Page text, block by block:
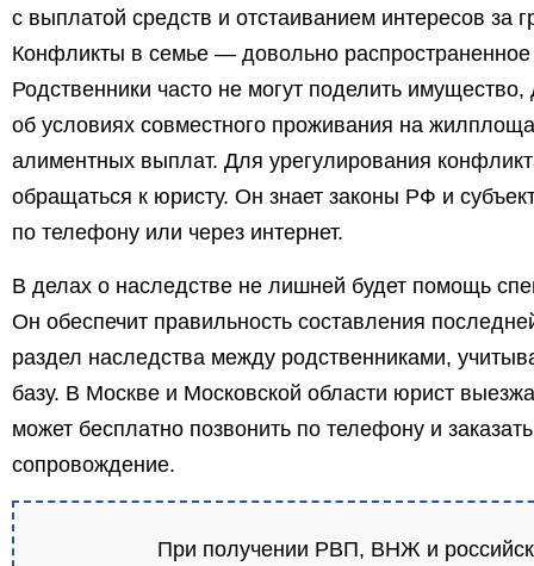
с выплатой средств и отстаиванием интересов за
Конфликты в семье — довольно
Родственники часто не могут поделить имущество,
об условиях совместного проживания на
алиментных выплат. Для урегулирования
обращаться к юристу. Он знает законы РФ и
по телефону или через интернет.
В делах о наследстве не лишней будет помощь
Он обеспечит правильность составления
раздел наследства между родственниками,
базу. В Москве и Московской области юрист
может бесплатно позвонить по телефону и
сопровождение.
При получении РВП, ВНЖ и